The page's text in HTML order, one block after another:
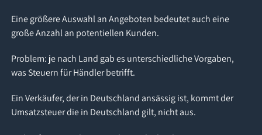
Eine größere Auswahl an Angeboten bedeutet auch eine
große Anzahl an potentiellen Kunden.
Problem: je nach Land gab es unterschiedliche Vorgaben,
was Steuern für Händler betrifft.
Ein Verkäufer, der in Deutschland ansässig ist, kommt der
Umsatzsteuer die in Deutschland gilt, nicht aus.